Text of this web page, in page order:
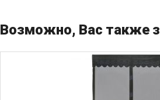
Возможно, Вас также